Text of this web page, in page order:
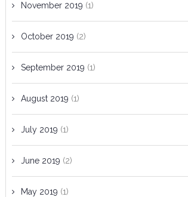
November 2019 (1)
October 2019 (2)
September 2019 (1)
August 2019 (1)
July 2019 (1)
June 2019 (2)
May 2019 (1)